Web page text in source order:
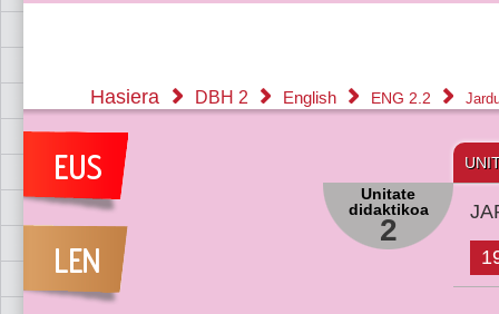
Hasiera DBH 2 English ENG 2.2
Unitate
didaktikoa
2